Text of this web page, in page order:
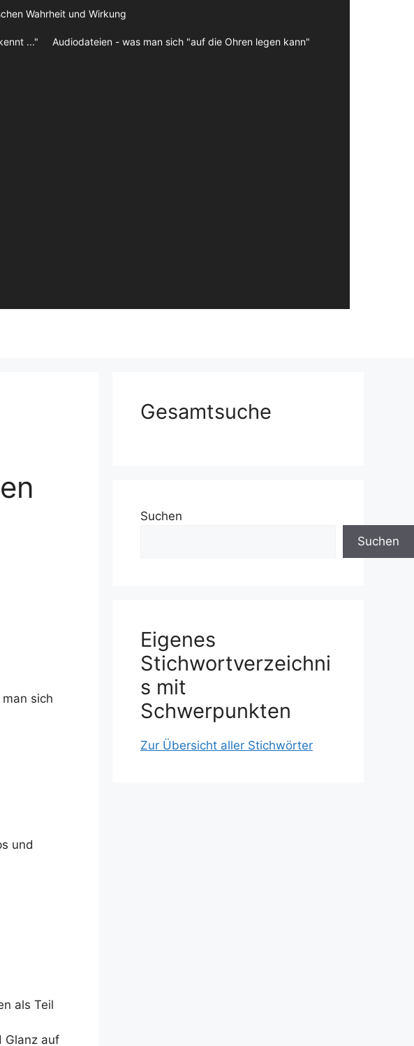
Wahrheit und Wirkung
..." Audiodateien - was man sich "auf die Ohren legen kann"
sich
und
als Teil
Glanz auf
Gesamtsuche
Suchen
Suchen
Eigenes
Stichwortverzeichni
s mit
Schwerpunkten
Zur Übersicht aller Stichwörter